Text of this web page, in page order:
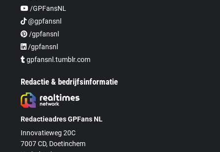
/GPFansNL
@gpfansnl
/gpfansnl
/gpfansnl
gpfansnl.tumblr.com
Redactie & bedrijfsinformatie
Redactieadres GPFans NL
Innovatieweg 20C
7007 CD, Doetinchem